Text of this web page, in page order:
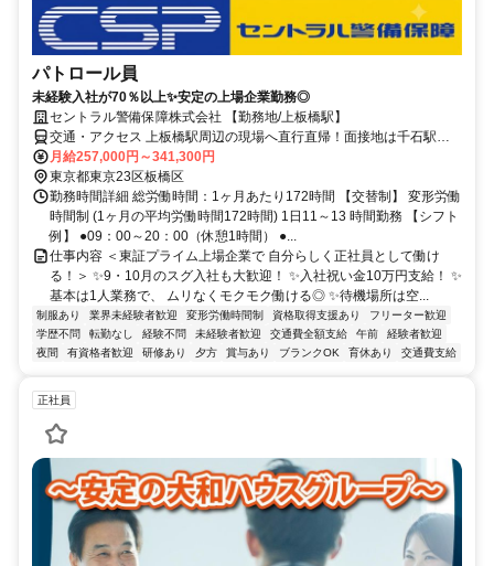
パトロール員
未経験入社が70％以上✨安定の上場企業勤務◎
セントラル警備保障株式会社 【勤務地/上板橋駅】
交通・アクセス 上板橋駅周辺の現場へ直行直帰！面接地は千石駅よ
り徒歩8分。※選考の結果、適性や状況により近隣の他施設への配属
となる可能性があります（ご自宅から通勤しやすい場所を考慮してい
ます）※転居を伴う転勤なし
月給257,000円～341,300円
東京都東京23区板橋区
勤務時間詳細 総労働時間：1ヶ月あたり172時間 【交替制】 変形労働
時間制 (1ヶ月の平均労働時間172時間) 1日11～13 時間勤務 【シフト
例】 ●09：00～20：00（休憩1時間） ●...
仕事内容 ＜東証プライム上場企業で 自分らしく正社員として働け
る！＞ ✨9・10月のスグ入社も大歓迎！ ✨入社祝い金10万円支給！ ✨
基本は1人業務で、 ムリなくモクモク働ける◎ ✨待機場所は空...
制服あり 業界未経験者歓迎 変形労働時間制 資格取得支援あり
フリーター歓迎
学歴不問
転勤なし 経験不問 未経験者歓迎 交通費全額支給 午前
経験者歓迎
夜間
有資格者歓迎 研修あり 夕方 賞与あり ブランクOK 育休あり 交通費支給
正社員